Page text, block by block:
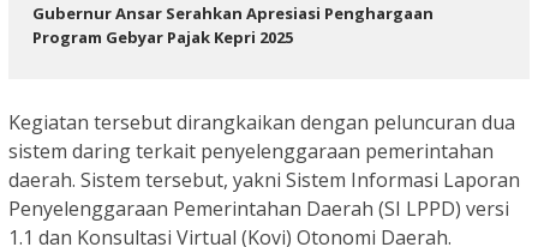
Gubernur Ansar Serahkan Apresiasi Penghargaan
Program Gebyar Pajak Kepri 2025
Kegiatan tersebut dirangkaikan dengan peluncuran dua
sistem daring terkait penyelenggaraan pemerintahan
daerah. Sistem tersebut, yakni Sistem Informasi Laporan
Penyelenggaraan Pemerintahan Daerah (SI LPPD) versi
1.1 dan Konsultasi Virtual (Kovi) Otonomi Daerah.